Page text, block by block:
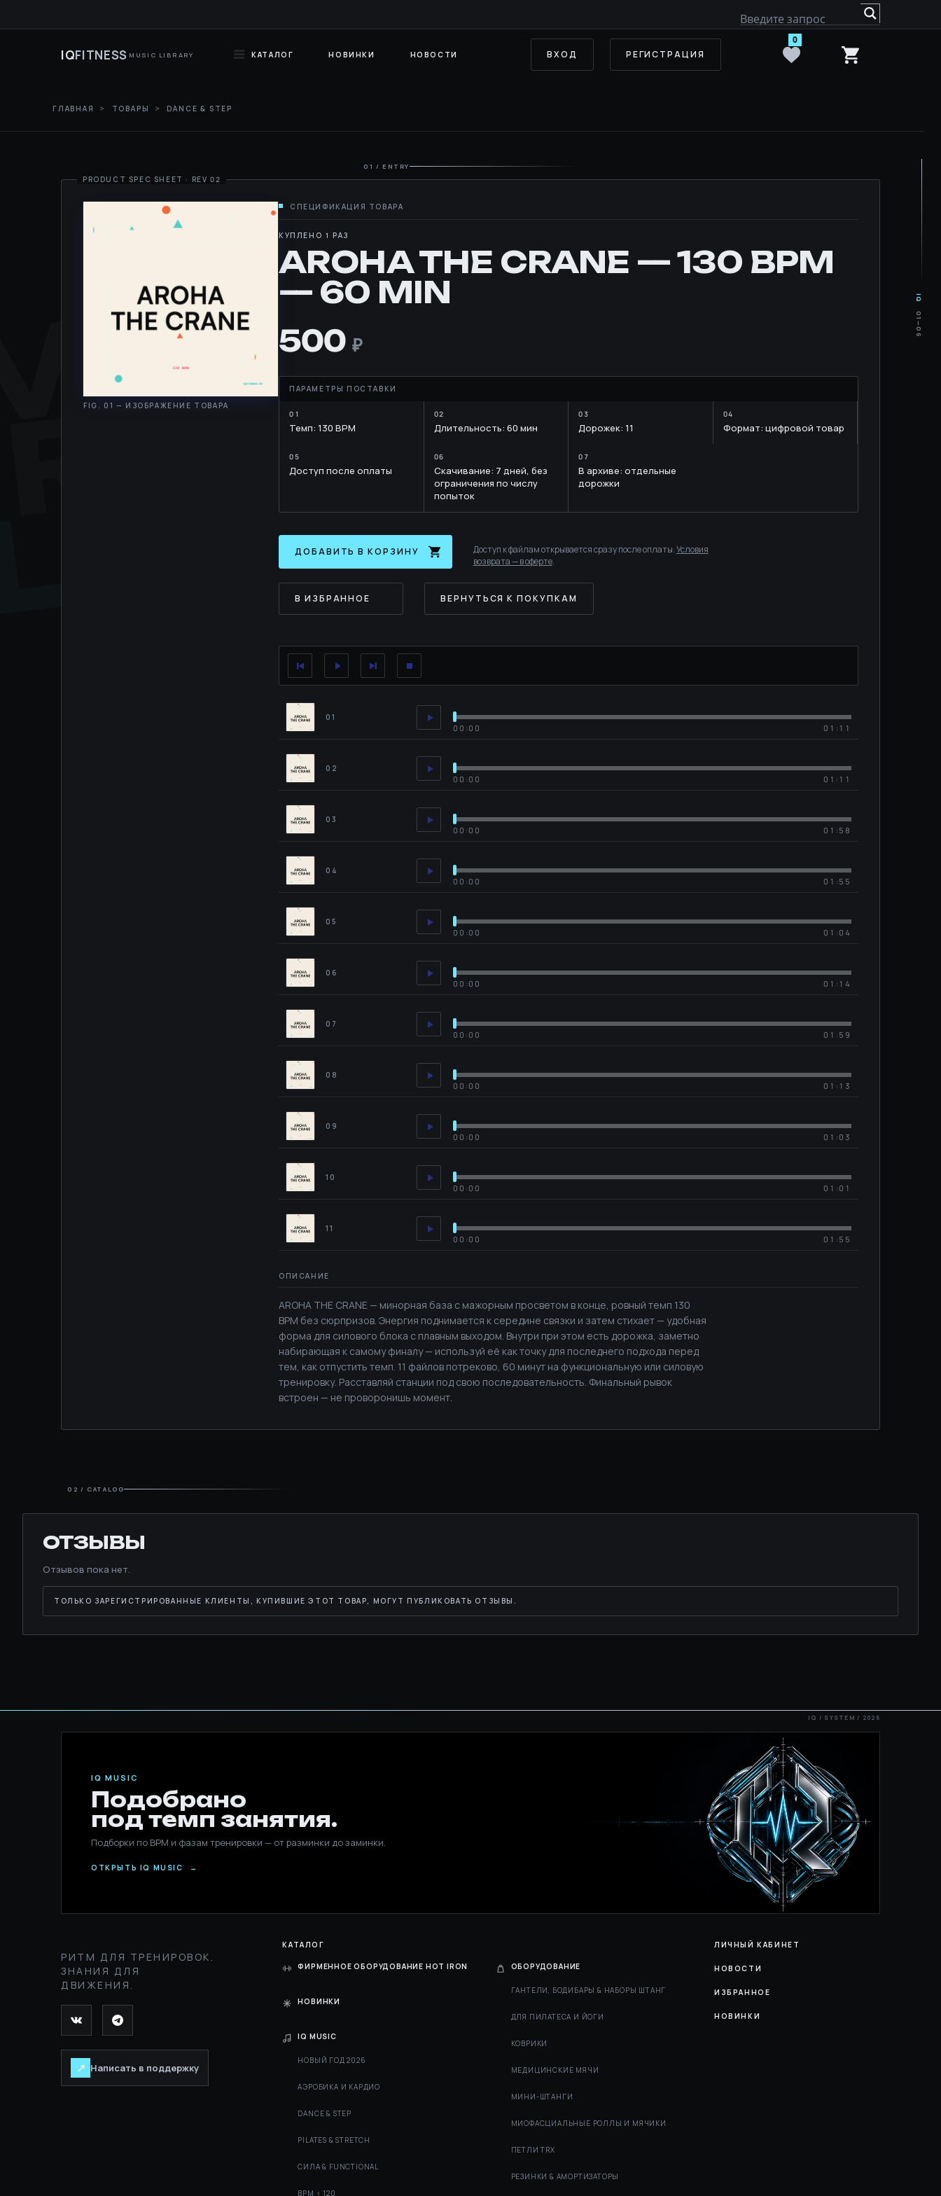
IQFITNESS MUSIC LIBRARY КАТАЛОГ НОВИНКИ НОВОСТИ ВХОД РЕГИСТРАЦИЯ
0
ГЛАВНАЯ ТОВАРЫ DANCE & STEP
01 / ENTRY
КУПЛЕНО 1 РАЗ
AROHA THE CRANE — 130 BPM
— 60 MIN
500
Темп: 130 BPM Длительность: 60 мин Дорожек: 11 Формат: цифровой товар
Доступ после оплаты
Скачивание: 7 дней, без
ограничения по числу
попыток
В архиве: отдельные
дорожки
ДОБАВИТЬ В КОРЗИНУ Доступ к файлам открывается сразу после оплаты.Условия
возврата — в оферте.
В ИЗБРАННОЕ ВЕРНУТЬСЯ К ПОКУПКАМ
01
00:00 01:11
02
00:00 01:11
03
00:00 01:58
04
00:00 01:55
05
00:00 01:04
06
00:00 01:14
07
00:00 01:59
08
00:00 01:13
09
00:00 01:03
10
00:00 01:01
11
00:00 01:55
AROHA THE CRANE — минорная база с мажорным просветом в конце, ровный темп 130
BPM без сюрпризов. Энергия поднимается к середине связки и затем стихает — удобная
форма для силового блока с плавным выходом. Внутри при этом есть дорожка, заметно
набирающая к самому финалу — используй её как точку для последнего подхода перед
тем, как отпустить темп. 11 файлов потреково, 60 минут на функциональную или силовую
тренировку. Расставляй станции под свою последовательность. Финальный рывок
встроен — не проворонишь момент.
02 / CATALOG
ОТЗЫВЫ
Отзывов пока нет.
ТОЛЬКО ЗАРЕГИСТРИРОВАННЫЕ КЛИЕНТЫ, КУПИВШИЕ ЭТОТ ТОВАР, МОГУТ ПУБЛИКОВАТЬ ОТЗЫВЫ.
IQ
01—06
РИТМ ДЛЯ ТРЕНИРОВОК.
ЗНАНИЯ ДЛЯ
ДВИЖЕНИЯ.
↗ Написать в поддержку
IQ MUSIC
Подобрано
под темп занятия.
Подборки по BPM и фазам тренировки — от разминки до заминки.
ОТКРЫТЬ IQ MUSIC →
КАТАЛОГ
ФИРМЕННОЕ ОБОРУДОВАНИЕ HOT IRON
НОВИНКИ
IQ MUSIC
НОВЫЙ ГОД 2026
АЭРОБИКА И КАРДИО
DANCE & STEP
PILATES & STRETCH
СИЛА & FUNCTIONAL
BPM < 120
ОБОРУДОВАНИЕ
ГАНТЕЛИ, БОДИБАРЫ & НАБОРЫ ШТАНГ
ДЛЯ ПИЛАТЕСА И ЙОГИ
КОВРИКИ
МЕДИЦИНСКИЕ МЯЧИ
МИНИ-ШТАНГИ
МИОФАСЦИАЛЬНЫЕ РОЛЛЫ И МЯЧИКИ
ПЕТЛИ TRX
РЕЗИНКИ & АМОРТИЗАТОРЫ
ЛИЧНЫЙ КАБИНЕТ
НОВОСТИ
ИЗБРАННОЕ
НОВИНКИ